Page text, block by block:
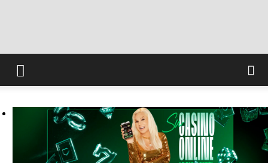
INFO
CONQUISTADORES